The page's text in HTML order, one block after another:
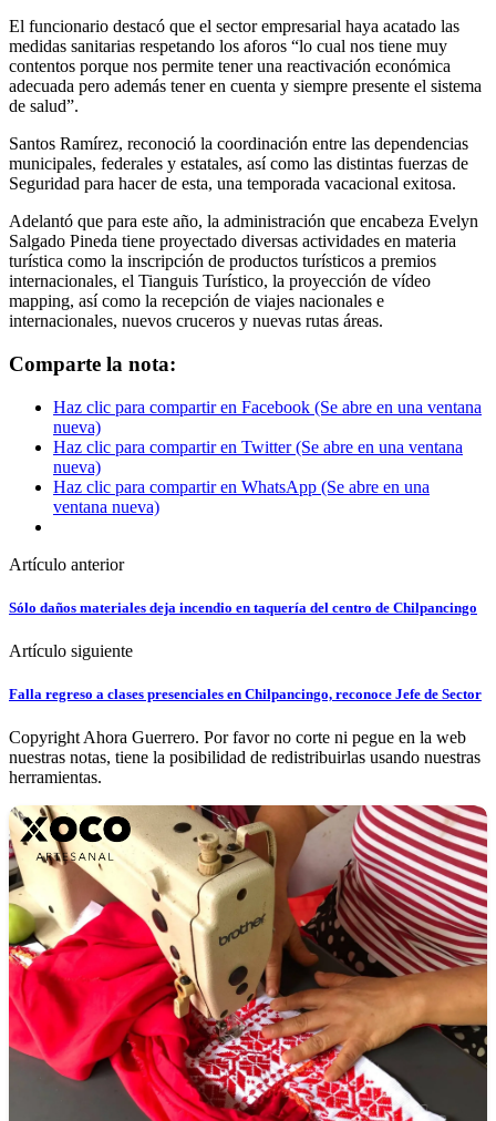
El funcionario destacó que el sector empresarial haya acatado las
medidas sanitarias respetando los aforos “lo cual nos tiene muy
contentos porque nos permite tener una reactivación económica
adecuada pero además tener en cuenta y siempre presente el sistema
de salud”.
Santos Ramírez, reconoció la coordinación entre las dependencias
municipales, federales y estatales, así como las distintas fuerzas de
Seguridad para hacer de esta, una temporada vacacional exitosa.
Adelantó que para este año, la administración que encabeza Evelyn
Salgado Pineda tiene proyectado diversas actividades en materia
turística como la inscripción de productos turísticos a premios
internacionales, el Tianguis Turístico, la proyección de vídeo
mapping, así como la recepción de viajes nacionales e
internacionales, nuevos cruceros y nuevas rutas áreas.
Comparte la nota:
Haz clic para compartir en Facebook (Se abre en una ventana
nueva)
Haz clic para compartir en Twitter (Se abre en una ventana
nueva)
Haz clic para compartir en WhatsApp (Se abre en una
ventana nueva)
Artículo anterior
Sólo daños materiales deja incendio en taquería del centro de Chilpancingo
Artículo siguiente
Falla regreso a clases presenciales en Chilpancingo, reconoce Jefe de Sector
Copyright Ahora Guerrero. Por favor no corte ni pegue en la web
nuestras notas, tiene la posibilidad de redistribuirlas usando nuestras
herramientas.